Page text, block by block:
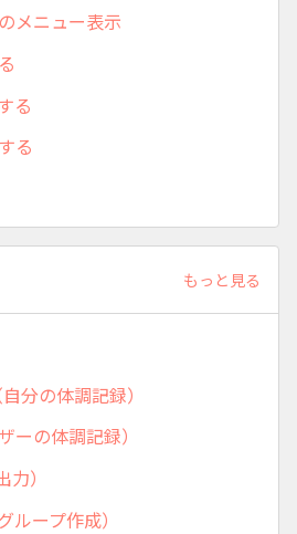
メニュー表示
る
る
もっと見る
分の体調記録）
ーの体調記録）
）
ループ作成）